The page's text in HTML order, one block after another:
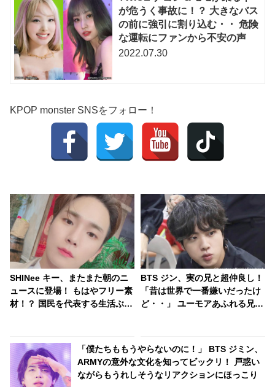
が危うく事故に！？ 大きなバス
の前に強引に割り込む・・ 危険
な運転にファンから不安の声
2022.07.30
KPOP monster SNSをフォロー！
SHINee キー、またまた朝のニ
ュースに登場！ もはやフリー素
材！？ 国民を代表する生活ぶり
BTS ジン、実の兄と超仲良し！
「昔は世界で一番嫌いだったけ
ど・・」 ユーモアあふれる兄弟
「僕たちももうやらないのに！」 BTS ジミン、
ARMYの意外な文化を知ってビックリ！ 戸惑い
ながらもうれしそうなリアクションにほっこり